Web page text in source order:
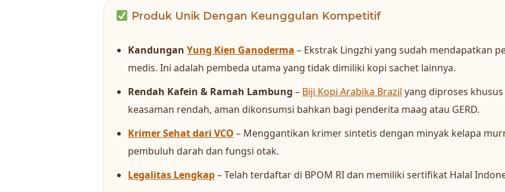
Produk Unik Dengan Keunggulan Kompetitif
KandunganYung Kien Ganoderma – Ekstrak Lingzhi yang sudah mendapatkan
medis. Ini adalah pembeda utama yang tidak dimiliki kopi sachet lainnya.
Rendah Kafein & Ramah Lambung – Biji Kopi Arabika Brazil yang diproses
keasaman rendah, aman dikonsumsi bahkan bagi penderita maag atau GERD.
Krimer Sehat dari VCO – Menggantikan krimer sintetis dengan minyak kelapa
pembuluh darah dan fungsi otak.
Legalitas Lengkap– Telah terdaftar di BPOM RI dan memiliki sertifikat Halal